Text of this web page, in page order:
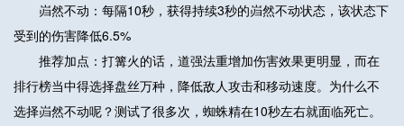
岿然不动：每隔10秒，获得持续3秒的岿然不动状态，该状态下
受到的伤害降低6.5%
推荐加点：打篝火的话，道强法重增加伤害效果更明显，而在
排行榜当中得选择盘丝万种，降低敌人攻击和移动速度。为什么不
选择岿然不动呢？测试了很多次，蜘蛛精在10秒左右就面临死亡。